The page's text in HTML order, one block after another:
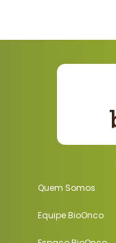
Quem Somos
Equipe BioOnco